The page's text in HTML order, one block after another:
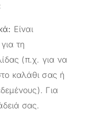
Είναι
τη
(π.χ. για να
καλάθι σας ή
Για
σας.